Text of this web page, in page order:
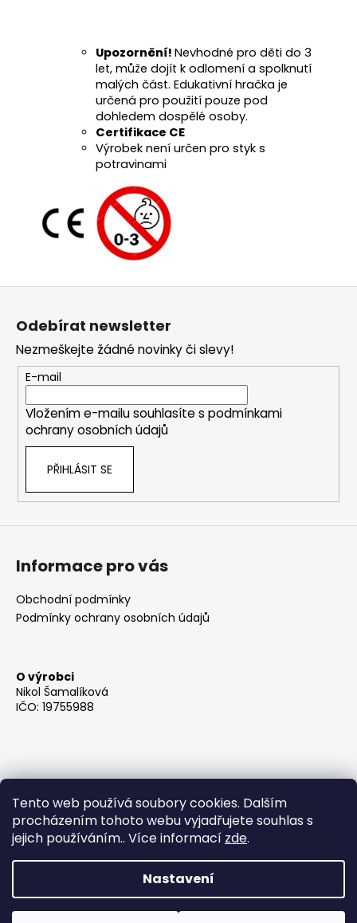
Tento web používá soubory cookies. Dalším
procházením tohoto webu vyjadřujete souhlas s
jejich používáním.. Více informací zde.
Nastavení
Upozornění! Nevhodné pro děti do 3
let, může dojít k odlomení a spolknutí
malých část. Edukativní hračka je
určená pro použití pouze pod
dohledem dospělé osoby.
Certifikace CE
Výrobek není určen pro styk s
potravinami
Z
Odebírat newsletter
Nezmeškejte žádné novinky či slevy!
E-mail
Vložením e-mailu souhlasíte s podmínkami
ochrany osobních údajů
PŘIHLÁSIT SE
Informace pro vás
Obchodní podmínky
Podmínky ochrany osobních údajů
O výrobci
Nikol Šamalíková
IČO: 19755988